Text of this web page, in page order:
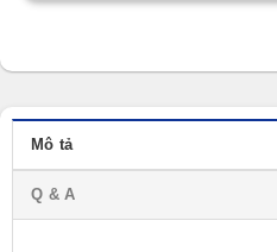
Mô tả
Q & A